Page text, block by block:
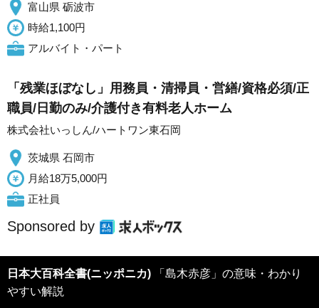
富山県 砺波市
時給1,100円
アルバイト・パート
「残業ほぼなし」用務員・清掃員・営繕/資格必須/正
職員/日勤のみ/介護付き有料老人ホーム
株式会社いっしん/ハートワン東石岡
茨城県 石岡市
月給18万5,000円
正社員
Sponsored by
日本大百科全書(ニッポニカ)
やすい解説